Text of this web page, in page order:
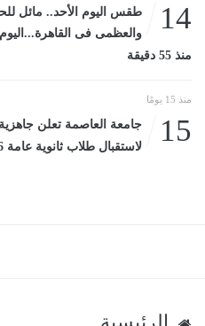
14
طقس اليوم الأحد.. مائل
منذ 55 دقيقة
منذ 15 يومًا
15
جامعة العاصمة تعلن
لاستقبال طلاب ثانوية عامة 2026